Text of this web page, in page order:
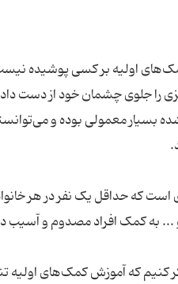
اولیه بر کسی پوشیده
را جلوی چشمان خود از دست
بسیار معمولی بوده و
است که حداقل یک نفر در هر
کنیم که آموزش کمک‌های اولیه